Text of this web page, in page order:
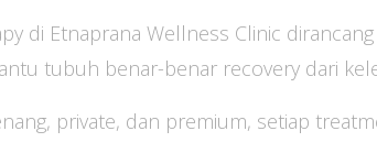
di Etnaprana Wellness Clinic
tubuh benar-benar recovery dari
private, dan premium, setiap